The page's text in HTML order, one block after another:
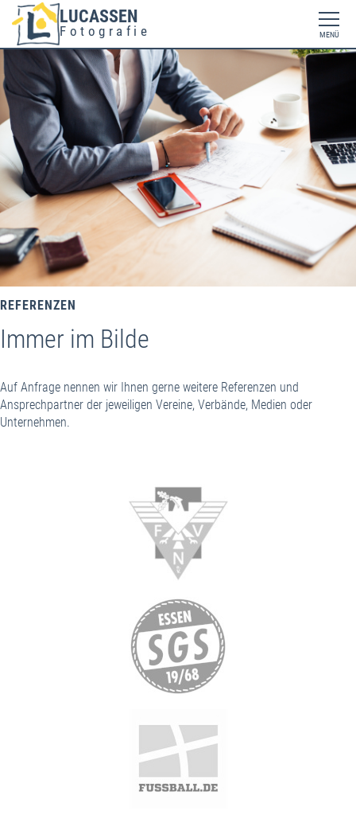
LUCASSEN
Fotografie MENÜ
REFERENZEN
Immer im Bilde
Auf Anfrage nennen wir Ihnen gerne weitere Referenzen und
Ansprechpartner der jeweiligen Vereine, Verbände, Medien oder
Unternehmen.